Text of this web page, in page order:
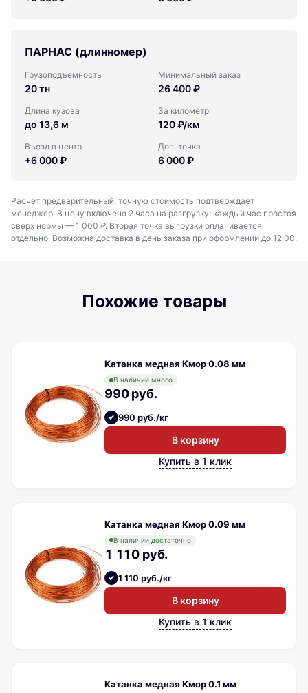
ПАРНАС (длинномер)
Грузоподъемность
20 тн
Минимальный заказ
26 400 ₽
Длина кузова
до 13,6 м
За километр
120 ₽/км
Въезд в центр
+6 000 ₽
Доп. точка
6 000 ₽
Расчёт предварительный, точную стоимость подтверждает
менеджер. В цену включено 2 часа на разгрузку; каждый час простоя
сверх нормы — 1 000 ₽. Вторая точка выгрузки оплачивается
отдельно. Возможна доставка в день заказа при оформлении до 12:00.
Похожие товары
Катанка медная Кмор 0.08 мм
В наличии много
990 руб.
990 руб./кг
В корзину
Купить в 1 клик
Катанка медная Кмор 0.09 мм
В наличии достаточно
1 110 руб.
1 110 руб./кг
В корзину
Купить в 1 клик
Катанка медная Кмор 0.1 мм